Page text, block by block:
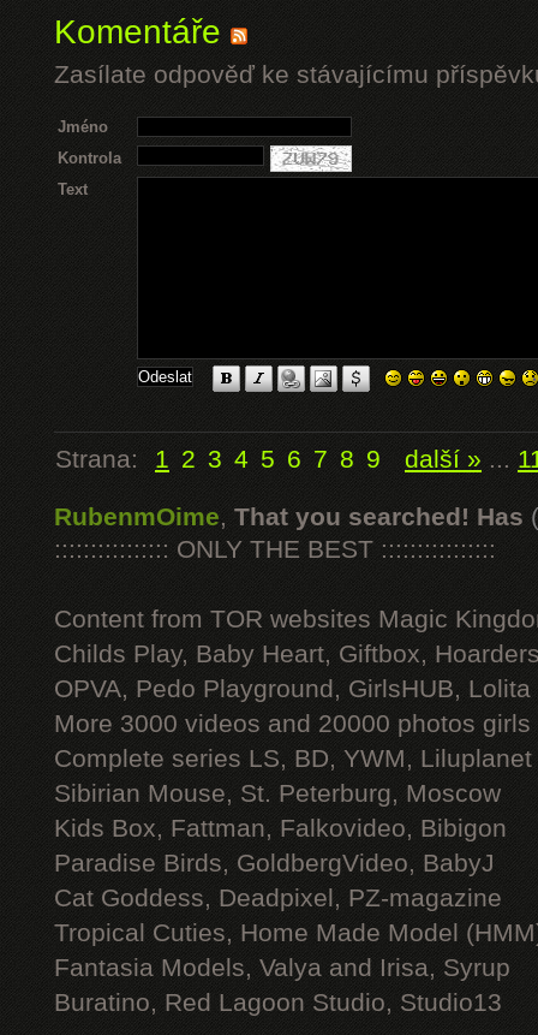
Komentáře
Zasílate odpověď ke stávajícímu
Jméno
Kontrola
Text
Strana: 1 2 3 4 5 6 7 8 9 další » ...
RubenmOime, That you searched! Has
:::::::::::::::: ONLY THE BEST ::::::::::::::::
Content from TOR websites Magic
Childs Play, Baby Heart, Giftbox,
OPVA, Pedo Playground, GirlsHUB, Lolita
More 3000 videos and 20000 photos
Complete series LS, BD, YWM, Liluplanet
Sibirian Mouse, St. Peterburg, Moscow
Kids Box, Fattman, Falkovideo, Bibigon
Paradise Birds, GoldbergVideo, BabyJ
Cat Goddess, Deadpixel, PZ-magazine
Tropical Cuties, Home Made Model
Fantasia Models, Valya and Irisa, Syrup
Buratino, Red Lagoon Studio, Studio13